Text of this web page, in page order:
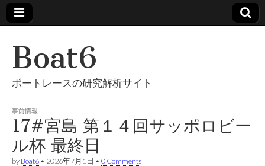
Boat6
ボートレースの研究解析サイト
事前情報
17#宮島 第１４回サッポロビー
ル杯 最終日
by Boat6 • 2026年7月1日 • 0 Comments